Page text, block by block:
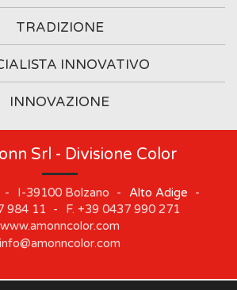
TRADIZIONE
INNOVATIVO
INNOVAZIONE
Srl - Divisione Color
- I-39100 Bolzano - Alto Adige
-
984 11 - F. +39 0437 990 271
www.amonncolor.com
info@amonncolor.com